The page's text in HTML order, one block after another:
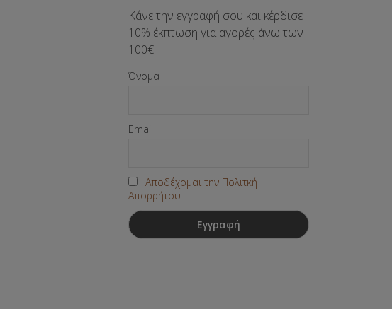
Κάνε την εγγραφή σου και κέρδισε
10% έκπτωση για αγορές άνω των
100€.
Όνομα
Email
Αποδέχομαι την Πολιτκή
Απορρήτου